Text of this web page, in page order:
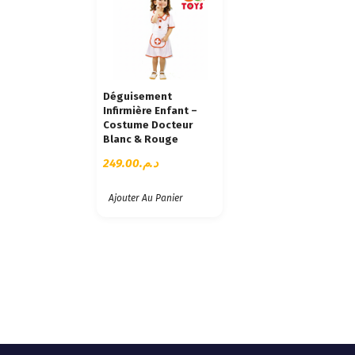
Déguisement
Infirmière Enfant –
Costume Docteur
Blanc & Rouge
د.م.249.00
Ajouter Au Panier